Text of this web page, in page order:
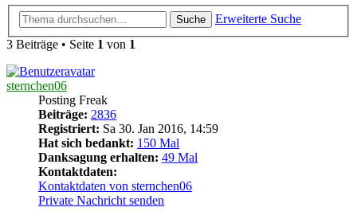
Suche
Erweiterte Suche
3 Beiträge • Seite 1 von 1
sternchen06
Posting Freak
Beiträge: 2836
Registriert: Sa 30. Jan 2016, 14:59
Hat sich bedankt: 150 Mal
Danksagung erhalten: 49 Mal
Kontaktdaten:
Kontaktdaten von sternchen06
Private Nachricht senden